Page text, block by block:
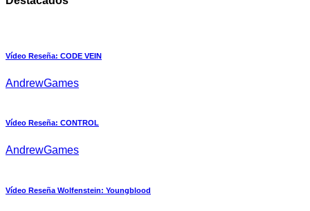
Vídeo Reseña: CODE VEIN
AndrewGames
Vídeo Reseña: CONTROL
AndrewGames
Vídeo Reseña Wolfenstein: Youngblood